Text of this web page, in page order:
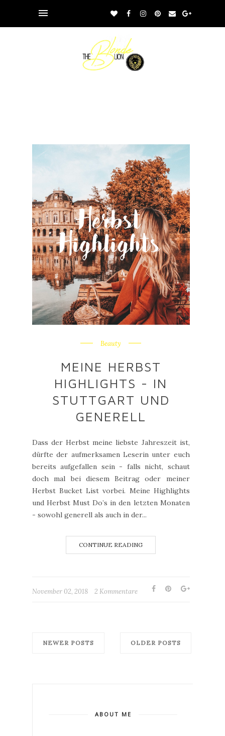
Beauty
MEINE HERBST
HIGHLIGHTS - IN
STUTTGART UND
GENERELL
Dass der Herbst meine liebste Jahreszeit ist,
dürfte der aufmerksamen Leserin unter euch
bereits aufgefallen sein - falls nicht, schaut
doch mal bei diesem Beitrag oder meiner
Herbst Bucket List vorbei. Meine Highlights
und Herbst Must Do’s in den letzten Monaten
- sowohl generell als auch in der...
CONTINUE READING
November 02, 2018 2 Kommentare
NEWER POSTS OLDER POSTS
ABOUT ME